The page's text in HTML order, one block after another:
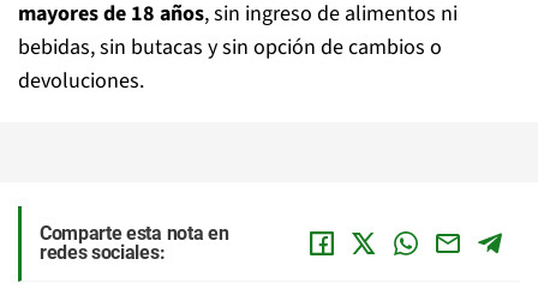
mayores de 18 años, sin ingreso de alimentos ni
bebidas, sin butacas y sin opción de cambios o
devoluciones.
Comparte esta nota en
redes sociales: